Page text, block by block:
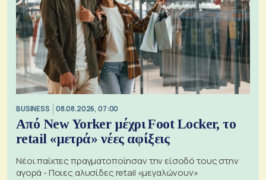
BUSINESS 08.08.2026, 07:00
Από New Yorker μέχρι Foot Locker, το
retail «μετρά» νέες αφίξεις
Νέοι παίκτες πραγματοποίησαν την είσοδό τους στην
αγορά - Ποιες αλυσίδες retail «μεγαλώνουν»